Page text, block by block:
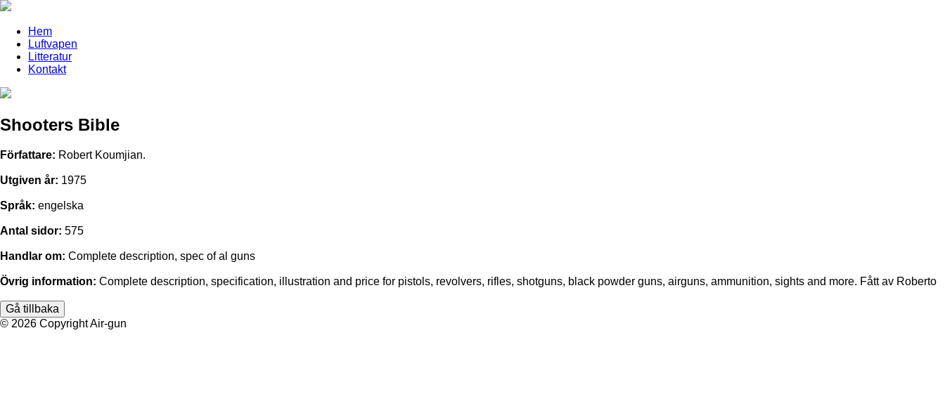
Hem
Luftvapen
Litteratur
Kontakt
Shooters Bible
Författare: Robert Koumjian.
Utgiven år: 1975
Språk: engelska
Antal sidor: 575
Handlar om: Complete description, spec of al guns
Övrig information: Complete description, specification, illustration and price for pistols, revolvers, rifles, shotguns, black powder guns, airguns, ammunition, sights and more. Fått av Roberto
Gå tillbaka
© 2026 Copyright Air-gun